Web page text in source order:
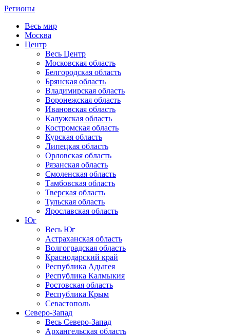
Регионы
Весь мир
Москва
Центр
Весь Центр
Московская область
Белгородская область
Брянская область
Владимирская область
Воронежская область
Ивановская область
Калужская область
Костромская область
Курская область
Липецкая область
Орловская область
Рязанская область
Смоленская область
Тамбовская область
Тверская область
Тульская область
Ярославская область
Юг
Весь Юг
Астраханская область
Волгоградская область
Краснодарский край
Республика Адыгея
Республика Калмыкия
Ростовская область
Республика Крым
Севастополь
Северо-Запад
Весь Северо-Запад
Архангельская область